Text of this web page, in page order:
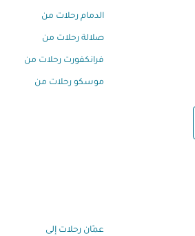
الدمام رحلات من
صلالة رحلات من
فرانكفورت رحلات من
موسكو رحلات من
عمّان رحلات إلى